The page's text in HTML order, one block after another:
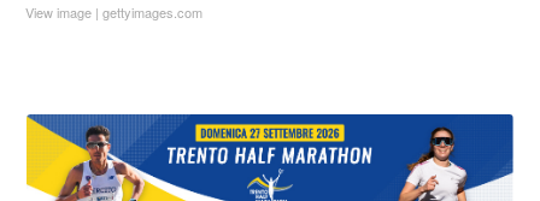
View image| gettyimages.com